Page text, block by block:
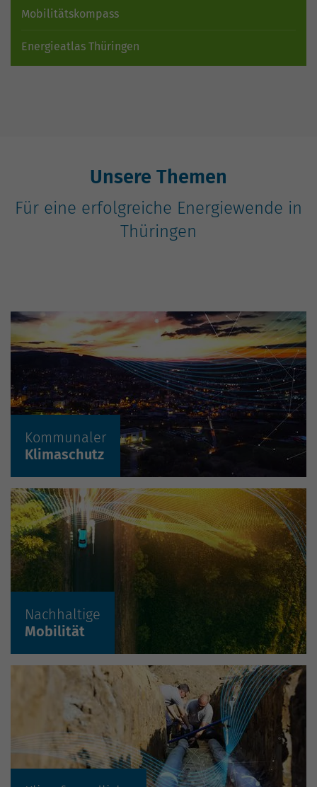
Mobilitätskompass
Energieatlas Thüringen
Unsere Themen
Für eine erfolgreiche Energiewende in
Thüringen
Kommunaler
Klimaschutz
2
Mehr erfahren »
Nachhaltige
Mobilität
2